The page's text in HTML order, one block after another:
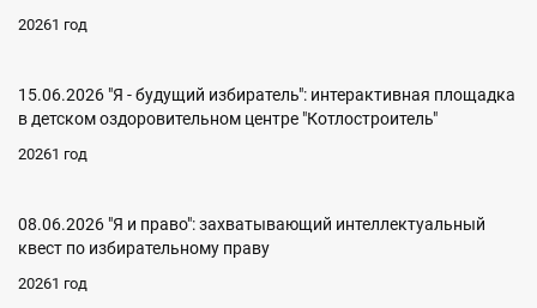
20261 год
15.06.2026 "Я - будущий избиратель": интерактивная площадка
в детском оздоровительном центре "Котлостроитель"
20261 год
08.06.2026 "Я и право": захватывающий интеллектуальный
квест по избирательному праву
20261 год